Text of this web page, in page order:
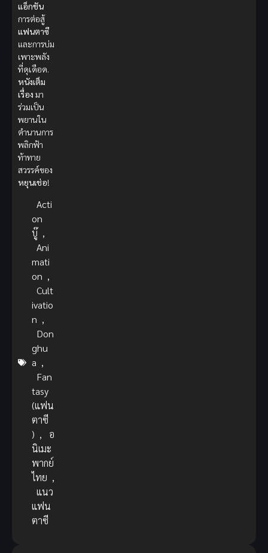
แอ็กชัน
การต่อสู้
แฟนตาซี
และการบ่ม
เพาะพลัง
ที่ดุเดือด.
หนังเต็ม
เรื่อง มา
ร่วมเป็น
พยานใน
ตำนานการ
พลิกฟ้า
ท้าทาย
สวรรค์ของ
หยุนเช่อ!
Acti
on
บู๊ ,
Ani
mati
on ,
Cult
ivatio
n ,
Don
ghu
a ,
Fan
tasy
(แฟน
ตาซี
) ,
อ
นิเมะ
พากย์
ไทย ,
แนว
แฟน
ตาซี